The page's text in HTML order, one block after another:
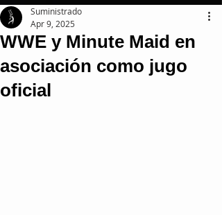
WWE y Minute Maid en
asociación como jugo
oficial
Suministrado
Apr 9, 2025